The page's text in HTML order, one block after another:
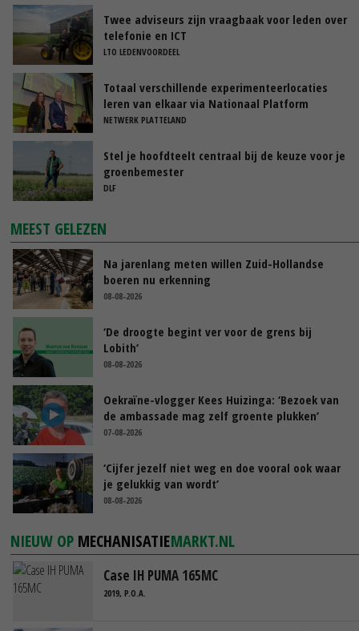
Twee adviseurs zijn vraagbaak voor leden over
telefonie en ICT
LTO LEDENVOORDEEL
Totaal verschillende experimenteerlocaties
leren van elkaar via Nationaal Platform
NETWERK PLATTELAND
Stel je hoofdteelt centraal bij de keuze voor je
groenbemester
DLF
MEEST GELEZEN
Na jarenlang meten willen Zuid-Hollandse
boeren nu erkenning
08-08-2026
‘De droogte begint ver voor de grens bij
Lobith’
08-08-2026
Oekraïne-vlogger Kees Huizinga: ‘Bezoek van
de ambassade mag zelf groente plukken’
07-08-2026
‘Cijfer jezelf niet weg en doe vooral ook waar
je gelukkig van wordt’
08-08-2026
NIEUW OP MECHANISATIEMARKT.NL
Case IH PUMA 165MC
2019, P.O.A.